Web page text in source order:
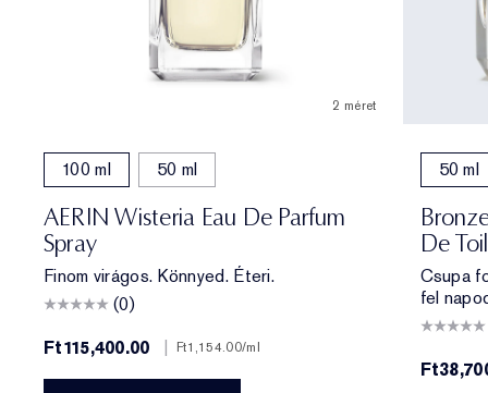
2 méret
100 ml 50 ml
AERIN Wisteria Eau De Parfum
Spray
Finom virágos. Könnyed. Éteri.
(0)
Ft115,400.00
| Ft1,154.00/ml
50 ml
De
Csupa
fel